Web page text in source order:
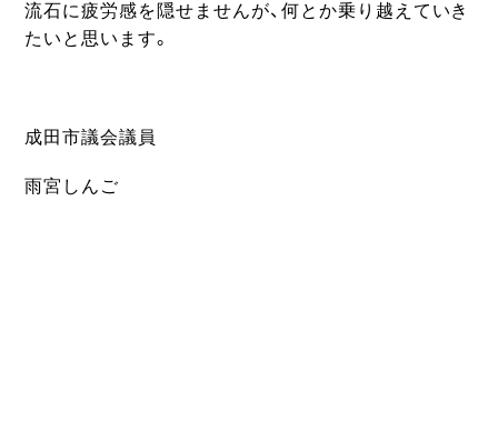
流石に疲労感を隠せませんが、何とか乗り越えていき
たいと思います。
成田市議会議員
雨宮しんご